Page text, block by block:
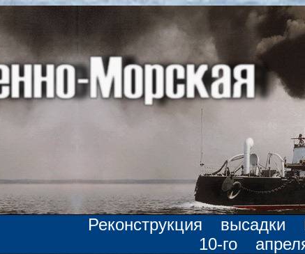
Реконструкция высадки
10-го